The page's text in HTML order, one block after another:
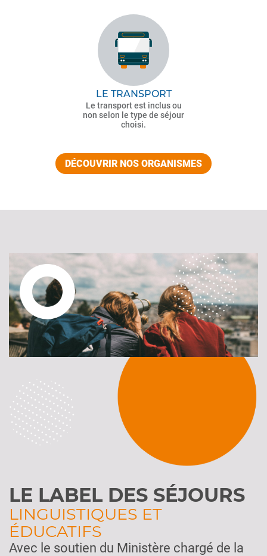
LE TRANSPORT
Le transport est inclus ou
non selon le type de séjour
choisi.
DÉCOUVRIR NOS ORGANISMES
LE LABEL DES SÉJOURS
LINGUISTIQUES ET
ÉDUCATIFS
Avec le soutien du Ministère chargé de la